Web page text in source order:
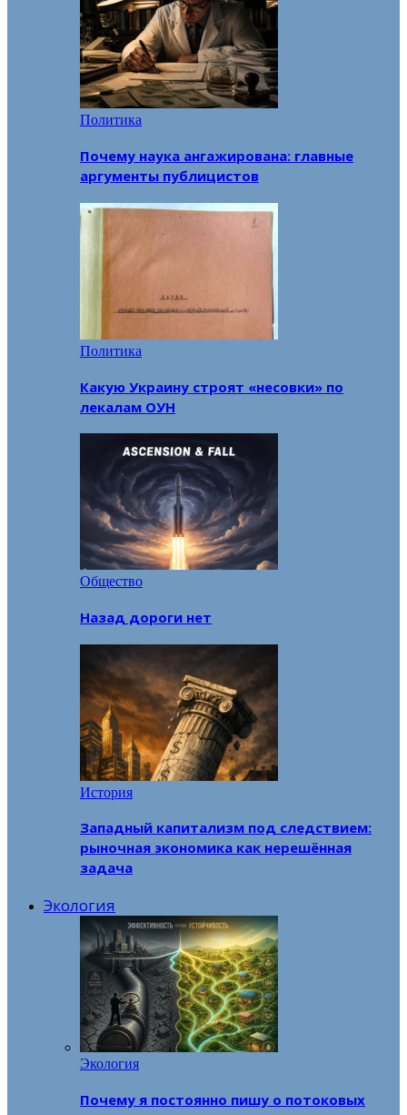
Политика
Почему наука ангажирована: главные
аргументы публицистов
Политика
Какую Украину строят «несовки» по
лекалам ОУН
Общество
Назад дороги нет
История
Западный капитализм под следствием:
рыночная экономика как нерешённая
задача
Экология
Экология
Почему я постоянно пишу о потоковых